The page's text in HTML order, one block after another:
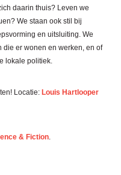
daarin thuis? Leven we
We staan ook stil bij
en uitsluiting. We
er wonen en werken, en of
lokale politiek.
Locatie: Louis Hartlooper
& Fiction.